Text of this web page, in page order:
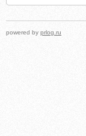
powered by prlog.ru